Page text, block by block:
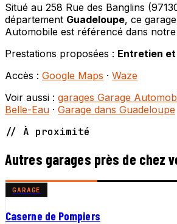
Situé au 258 Rue des Banglins
département Guadeloupe, ce
Automobile est référencé dans
Prestations proposées : Entretien
Accès : Google Maps · Waze
Voir aussi : garages Garage
Belle-Eau · Garage dans Guadeloupe
// À proximité
Autres garages près de chez
GARAGE
Caserne de Pompiers